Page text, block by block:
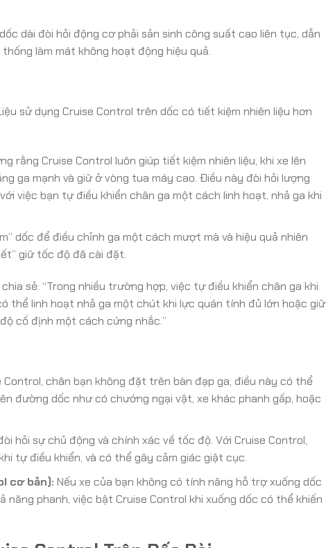
dài đòi hỏi động cơ phải sản sinh công suất cao liên tục, dẫn
làm mát không hoạt động hiệu quả.
sử dụng Cruise Control trên dốc có tiết kiệm nhiên liệu hơn
rằng Cruise Control luôn giúp tiết kiệm nhiên liệu, khi xe lên
ga mạnh và giữ ở vòng tua máy cao. Điều này đòi hỏi lượng
việc bạn tự điều khiển chân ga một cách linh hoạt, nhả ga khi
dốc để điều chỉnh ga một cách mượt mà và hiệu quả nhiên
giữ tốc độ đã cài đặt.
sẻ: “Trong nhiều trường hợp, việc tự điều khiển chân ga khi
thể linh hoạt nhả ga một chút khi lực quán tính đủ lớn hoặc giữ
cố định một cách cứng nhắc.”
Control, chân bạn không đặt trên bàn đạp ga, điều này có thể
đường dốc như có chướng ngại vật, xe khác phanh gấp, hoặc
hỏi sự chủ động và chính xác về tốc độ. Với Cruise Control,
tự điều khiển, và có thể gây cảm giác giật cục.
cơ bản): Nếu xe của bạn không có tính năng hỗ trợ xuống dốc
phanh, việc bật Cruise Control khi xuống dốc có thể khiến